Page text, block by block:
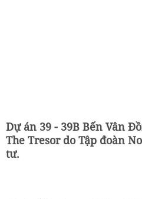
Dự án 39 - 39B Bến Vân
The Tresor do Tập đoàn
tư.